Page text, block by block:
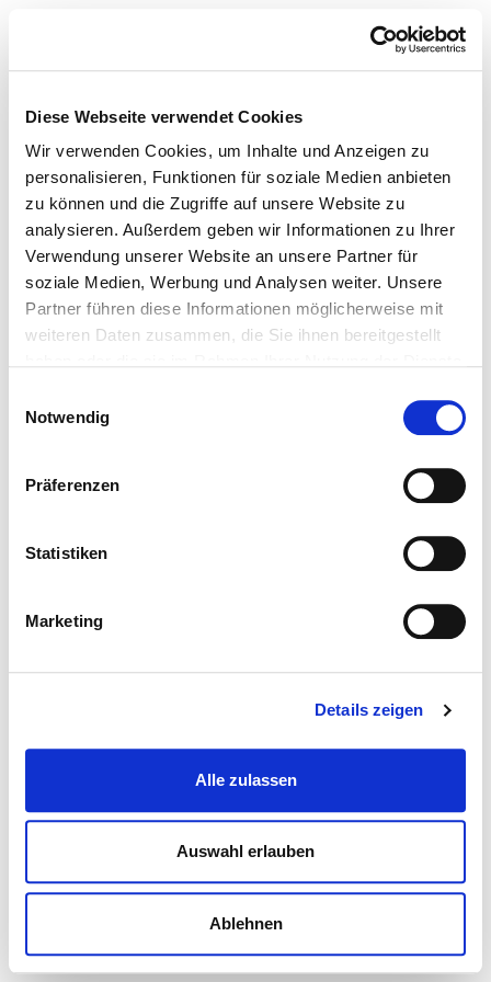
Diese Webseite verwendet Cookies
Wir verwenden Cookies, um Inhalte und Anzeigen zu
personalisieren, Funktionen für soziale Medien anbieten
zu können und die Zugriffe auf unsere Website zu
analysieren. Außerdem geben wir Informationen zu Ihrer
Verwendung unserer Website an unsere Partner für
soziale Medien, Werbung und Analysen weiter. Unsere
Partner führen diese Informationen möglicherweise mit
weiteren Daten zusammen, die Sie ihnen bereitgestellt
Notwendig
Präferenzen
Statistiken
Marketing
Details zeigen
Alle zulassen
Auswahl erlauben
Ablehnen